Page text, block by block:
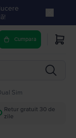
Cumpara
Sim
Retur gratuit 30 de
zile